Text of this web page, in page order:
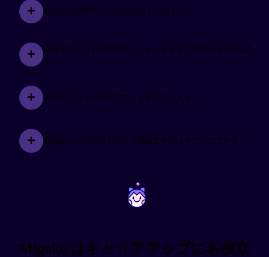
旅行前の語学学習にMigakuはどう使える？
旅行中に目にする標識やメニューを学習に活用する方法はあ
る？
旅行中に使う現地のアプリも学びに使える？
現地の人との会話を通じて語彙力を伸ばすことはできる？
~ ~
Migaku はキャリアアップにも役立